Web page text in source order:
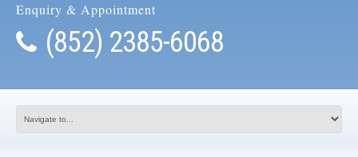
Enquiry & Appointment
(852) 2385-6068